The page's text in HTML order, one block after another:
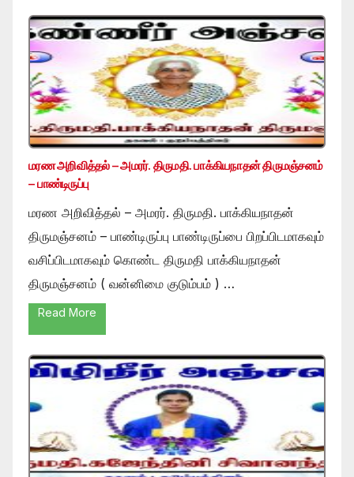
மரண அறிவித்தல் – அமரர். திருமதி. பாக்கியநாதன் திருமஞ்சனம்
– பாண்டிருப்பு
மரண அறிவித்தல் – அமரர். திருமதி. பாக்கியநாதன்
திருமஞ்சனம் – பாண்டிருப்பு பாண்டிருப்பை பிறப்பிடமாகவும்
வசிப்பிடமாகவும் கொண்ட திருமதி பாக்கியநாதன்
திருமஞ்சனம் ( வன்னிமை குடும்பம் ) …
Read More